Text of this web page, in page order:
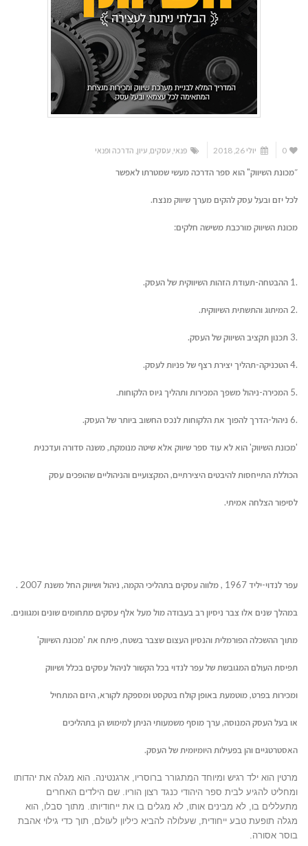
0 יולי 26, 2018 פנאי ,עסקים ,עיון הדרכה ופנאי
״מכונת השיווק" הוא ספר הדרכה מעשי שמטרתו לאפשר
לכל יזם ובעל עסק להקים מערך שיווק מנצח.
מכונת השיווק מורכבת משישה חלקים:
.1 ההבטחה-תעודת הזהות השיווקית של העסק.
.2 המיתוג והתשתית השיווקית.
.3 תכנון תקציב השיווק של העסק.
.4 הטכניקה-תהליך יצירת רצף של פניות לעסק.
.5 המכירה-ניהול משפך המכירות ותהליך גיוס הלקוחות.
.6 ניהול-הדרך להפוך את הלקוחות לנכס החשוב ביותר של העסק.
'מכונת השיווק' הוא לא עוד ספר שיווק אלא שיטה מנומקת, משנה סדורה ועדכנית
הכוללת התייחסות להיבטים היצירתיים, המקצועיים והניהוליים שהופכים עסק
לסיפור הצלחה אמיתי.
עפר לנדוי-יליד 1967 , מלווה עסקים בתהליכי הקמה, ניהול ושיווק החל משנת 2007 .
במהלך שנים אלו צבר ניסיון רב בעבודה מול מעל אלף עסקים מתחומים שונים ומגוונים.
מתוך ההשכלה הפורמלית והנסיון העצום שצבר בשטח, פיתח את 'מכונת השיווק'
תפיסת העולם המגובשת של עפר לנדוי בכל הקשור לניהול עסקים בכלל ושיווק
ומכירות בפרט, מוטמעת באופן קולח בטקסט ומספקת לקורא, היזם המתחיל
או בעל העסק המנוסה, ערך מוסף משמעותי הניתן למימוש הן בתהליכים
האסטרטגיים והן בפעילות היומיומית של העסק.
מרטין הוא ילד רגיש ומיוחד המתגורר ברוסריו, ארגנטינה. הוא מגלה את יהדותו
ומחליט להגיע לבית ספר היהודי כנגד רצון הוריו. שם הילדים האחרים
מתעללים בו, לא מבינים אותו, לא מגלים בו את ייחודיותו. מתוך סבלו, הוא
מגלה תופעת טבע ייחודית, שעלולה להביא כיליון לעולם, תוך כדי גילוי אהבת
בוסר אסורה.